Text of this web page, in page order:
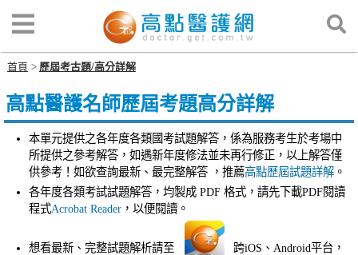
首頁 歷屆考古題/高分詳解
高點醫護名師歷屆考題高分詳解
本單元提供之各年度各類國考試題解答，係為服務考生於考場中
所提供之參考解答，如遇新年度修法並未再行修正，以上解答僅
供參考！如欲查詢最新、最完整解答 ，推薦高點歷屆試題詳解。
各年度各類考試試題解答，均製成 PDF 格式，請先下載PDF閱讀
程式Acrobat Reader，以便閱讀。
想看最新、完整試題解析請至 跨iOS、Android平台，